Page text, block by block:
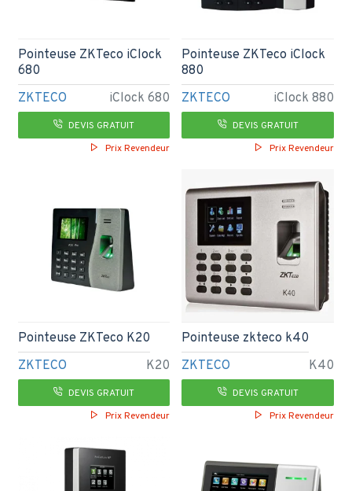
ZKTECO iClock 680
Pointeuse ZKTeco iClock
680
DEVIS GRATUIT
Prix Revendeur
ZKTECO iClock 880
Pointeuse ZKTeco iClock
880
DEVIS GRATUIT
Prix Revendeur
ZKTECO K20
Pointeuse ZKTeco K20
DEVIS GRATUIT
Prix Revendeur
ZKTECO K40
Pointeuse zkteco k40​
DEVIS GRATUIT
Prix Revendeur